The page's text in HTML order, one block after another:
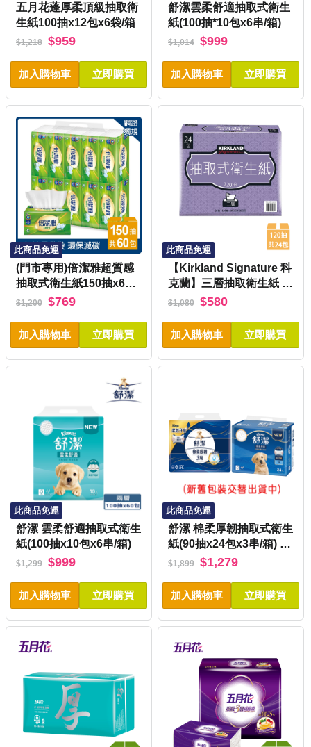
五月花蓬厚柔頂級抽取衛
生紙100抽x12包x6袋/箱
$1,218 $959
加入購物車 立即購買
舒潔雲柔舒適抽取式衛生
紙(100抽*10包x6串/箱)
$1,014 $999
加入購物車 立即購買
此商品免運
(門市專用)倍潔雅超質感
抽取式衛生紙150抽x60
包/箱
$1,200 $769
加入購物車 立即購買
此商品免運
【Kirkland Signature 科
克蘭】三層抽取衛生紙 1
20張x24包x1串
$1,080 $580
加入購物車 立即購買
此商品免運
舒潔 雲柔舒適抽取式衛生
紙(100抽x10包x6串/箱)
$1,299 $999
加入購物車 立即購買
此商品免運
舒潔 棉柔厚韌抽取式衛生
紙(90抽x24包x3串/箱) 新
舊包裝交替出貨
$1,899 $1,279
加入購物車 立即購買